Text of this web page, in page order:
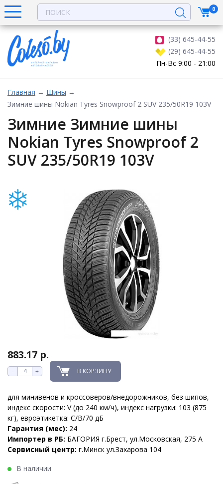
(33) 645-44-55
(29) 645-44-55
Пн-Вс 9:00 - 21:00
0
Главная → Шины →
Зимние шины Nokian Tyres Snowproof 2 SUV 235/50R19 103V
Зимние Зимние шины
Nokian Tyres Snowproof 2
SUV 235/50R19 103V
883.17 р.
- + В КОРЗИНУ
для минивенов и кроссоверов/внедорожников, без шипов,
индекс скорости: V (до 240 км/ч), индекс нагрузки: 103 (875
кг), евроэтикетка: C/B/70 дБ
Гарантия (мес): 24
Импортер в РБ: БАГОРИЯ г.Брест, ул.Московская, 275 А
Сервисный центр: г.Минск ул.Захарова 104
В наличии